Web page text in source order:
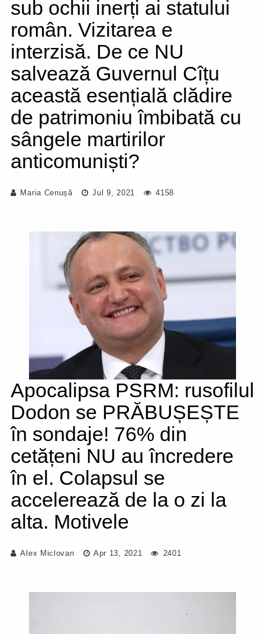
sub ochii inerți ai statului
român. Vizitarea e
interzisă. De ce NU
salvează Guvernul Cîțu
această esențială clădire
de patrimoniu îmbibată cu
sângele martirilor
anticomuniști?
Maria Cenușă Jul 9, 2021 4158
Apocalipsa PSRM: rusofilul
Dodon se PRĂBUȘEȘTE
în sondaje! 76% din
cetățeni NU au încredere
în el. Colapsul se
accelerează de la o zi la
alta. Motivele
Alex Miclovan Apr 13, 2021 2401